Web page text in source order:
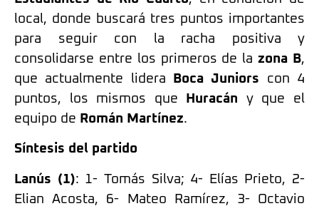
local, donde buscará tres puntos importantes
para seguir con la racha positiva y
consolidarse entre los primeros de la zona B,
que actualmente lidera
Boca Juniors con 4
puntos, los mismos que
Huracán y que el
equipo de Román Martínez.
Síntesis del partido
Lanús (1): 1- Tomás Silva; 4- Elías Prieto, 2-
Elian Acosta, 6- Mateo Ramírez, 3- Octavio